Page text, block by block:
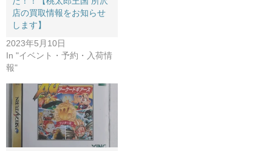
店の買取情報をお知らせ
します】
2023年5月10日
In "イベント・予約・入荷情
報"